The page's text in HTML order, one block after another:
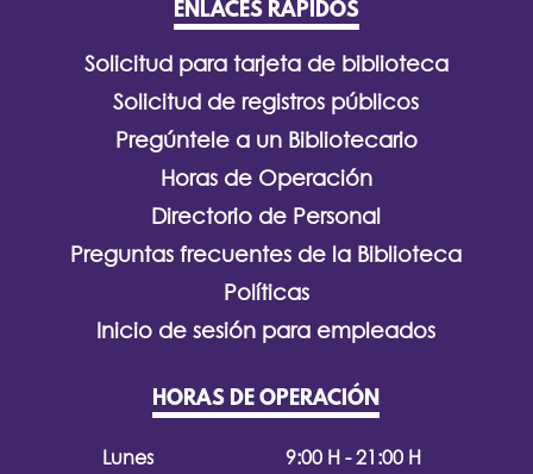
ENLACES RÁPIDOS
Solicitud para tarjeta de biblioteca
Solicitud de registros públicos
Pregúntele a un Bibliotecario
Horas de Operación
Directorio de Personal
Preguntas frecuentes de la Biblioteca
Políticas
Inicio de sesión para empleados
HORAS DE OPERACIÓN
Lunes 9:00 H - 21:00 H